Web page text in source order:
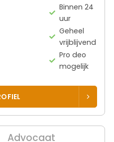
Binnen 24
uur
Geheel
vrijblijvend
Pro deo
mogelijk
Advocaat